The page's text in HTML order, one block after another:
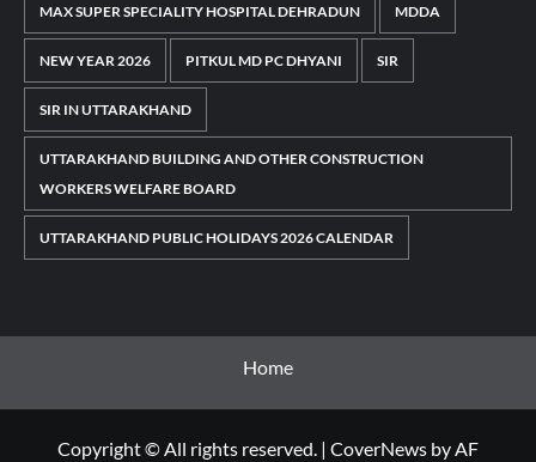
MAX SUPER SPECIALITY HOSPITAL DEHRADUN MDDA
NEW YEAR 2026 PITKUL MD PC DHYANI SIR
SIR IN UTTARAKHAND
UTTARAKHAND BUILDING AND OTHER CONSTRUCTION
WORKERS WELFARE BOARD
UTTARAKHAND PUBLIC HOLIDAYS 2026 CALENDAR
Home
Copyright © All rights reserved. | CoverNews by AF